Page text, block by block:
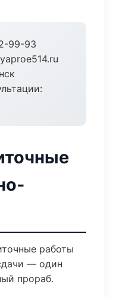
99-93
работы
— один
прораб.